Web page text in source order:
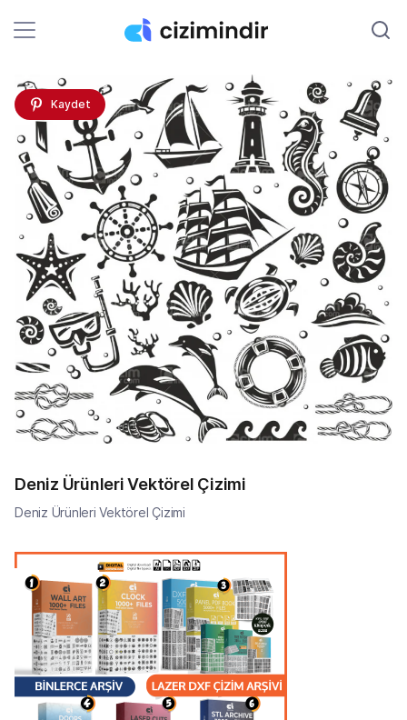
Kaydet
Deniz Ürünleri Vektörel Çizimi
Deniz Ürünleri Vektörel Çizimi